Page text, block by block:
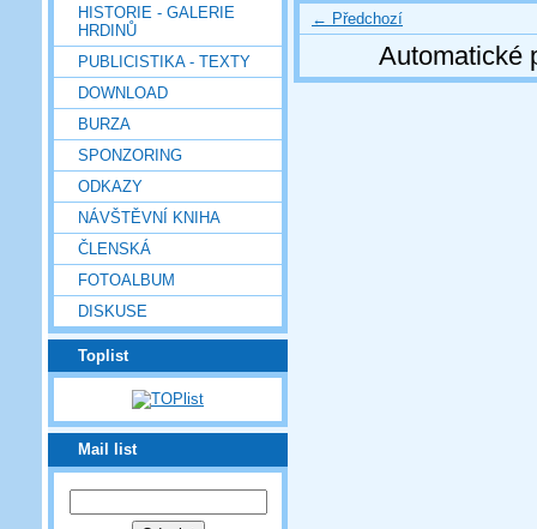
HISTORIE - GALERIE
HRDINŮ
PUBLICISTIKA - TEXTY
DOWNLOAD
BURZA
SPONZORING
ODKAZY
NÁVŠTĚVNÍ KNIHA
ČLENSKÁ
FOTOALBUM
DISKUSE
Toplist
Mail list
← Předchozí
Automatické